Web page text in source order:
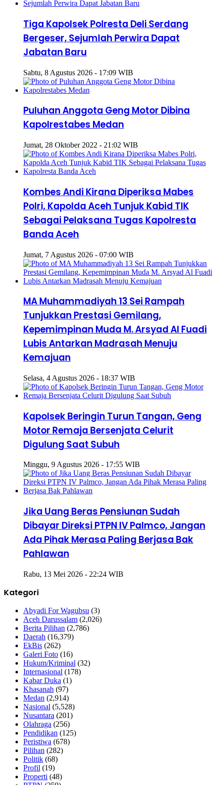
Tiga Kapolsek Polresta Deli Serdang
Bergeser, Sejumlah Perwira Dapat
Jabatan Baru
Sabtu, 8 Agustus 2026 - 17:09 WIB
Puluhan Anggota Geng Motor Dibina
Kapolrestabes Medan
Jumat, 28 Oktober 2022 - 21:02 WIB
Kombes Andi Kirana Diperiksa Mabes
Polri, Kapolda Aceh Tunjuk Kabid TIK
Sebagai Pelaksana Tugas Kapolresta
Banda Aceh
Jumat, 7 Agustus 2026 - 07:00 WIB
MA Muhammadiyah 13 Sei Rampah
Tunjukkan Prestasi Gemilang,
Kepemimpinan Muda M. Arsyad Al Fuadi
Lubis Antarkan Madrasah Menuju
Kemajuan
Selasa, 4 Agustus 2026 - 18:37 WIB
Kapolsek Beringin Turun Tangan, Geng
Motor Remaja Bersenjata Celurit
Digulung Saat Subuh
Minggu, 9 Agustus 2026 - 17:55 WIB
Jika Uang Beras Pensiunan Sudah
Dibayar Direksi PTPN IV Palmco, Jangan
Ada Pihak Merasa Paling Berjasa Bak
Pahlawan
Rabu, 13 Mei 2026 - 22:24 WIB
Kategori
Abyadi For Wagubsu (3)
Aceh Darussalam (2,026)
Berita Pilihan (2,786)
Daerah (16,379)
EkBis (262)
Galeri Foto (16)
Hukum/Kriminal (32)
Internasional (178)
Kabar Duka (1)
Khasanah (97)
Medan (2,914)
Nasional (5,528)
Nusantara (201)
Olahraga (256)
Pendidikan (125)
Peristiwa (678)
Pilihan (282)
Politik (68)
Profil (19)
Properti (48)